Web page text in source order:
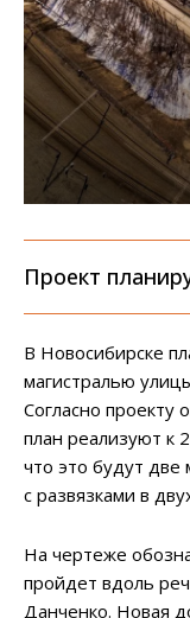
Проект
В Новосибирске
магистралью
Согласно проекту
план реализуют к
что это будут две
с развязками в
На чертеже
пройдет вдоль
Данченко. Новая